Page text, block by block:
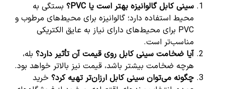
سینی کابل گالوانیزه بهتر است یا PVC ؟ بستگی به
محیط استفاده دارد؛ گالوانیزه برای محیط‌های مرطوب و
PVC برای محیط‌های دارای نیاز به عایق الکتریکی
مناسب‌تر است.
آیا ضخامت سینی کابل روی قیمت آن تأثیر دارد؟ بله،
هرچه ضخامت بیشتر باشد، قیمت نیز بالاتر خواهد بود.
چگونه می‌توان سینی کابل ارزان‌تر تهیه کرد؟ خرید